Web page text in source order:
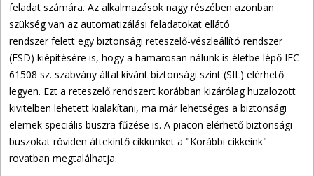
feladat számára. Az alkalmazások nagy részében azonban
szükség van az automatizálási feladatokat ellátó
rendszer felett egy biztonsági reteszelő-vészleállító rendszer
(ESD) kiépítésére is, hogy a hamarosan nálunk is életbe lépő IEC
61508 sz. szabvány által kívánt biztonsági szint (SIL) elérhető
legyen. Ezt a reteszelő rendszert korábban kizárólag huzalozott
kivitelben lehetett kialakítani, ma már lehetséges a biztonsági
elemek speciális buszra fűzése is. A piacon elérhető biztonsági
buszokat röviden áttekintő cikkünket a "Korábbi cikkeink"
rovatban megtalálhatja.